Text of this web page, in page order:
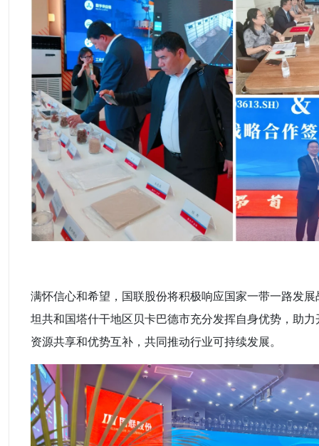
满怀信心和希望，国联股份将积极响应国家一带一路发
坦共和国塔什干地区贝卡巴德市充分发挥自身优势，助
资源共享和优势互补，共同推动行业可持续发展。